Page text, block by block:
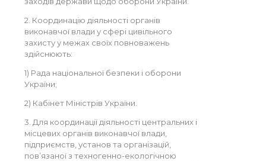
2. Координацію діяльності органів
виконавчої влади у сфері цивільного
захисту у межах своїх повноважень
здійснюють:
1) Рада національної безпеки і оборони
України;
2) Кабінет Міністрів України.
3. Для координації діяльності центральних і
місцевих органів виконавчої влади,
підприємств, установ та організацій,
пов’язаної з техногенно-екологічною